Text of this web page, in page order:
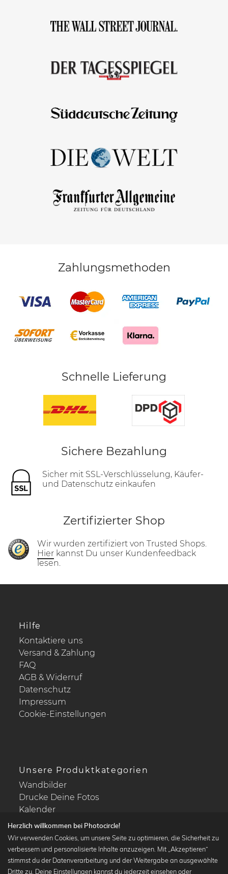
Zahlungsmethoden
Schnelle Lieferung
Sichere Bezahlung
Sicher mit SSL-Verschlüsselung, Käufer-
und Datenschutz einkaufen
Zertifizierter Shop
Wir wurden zertifiziert von Trusted Shops.
Hier kannst Du unser Kundenfeedback
lesen.
Hilfe
Kontaktiere uns
Versand & Zahlung
FAQ
AGB & Widerruf
Datenschutz
Impressum
Cookie-Einstellungen
Unsere Produktkategorien
Wandbilder
Drucke Deine Fotos
Kalender
Beliebte Kollektionen
Herzlich willkommen bei Photocircle!
Wir verwenden Cookies, um unsere Seite zu optimieren, die Sicherheit zu
verbessern und personalisierte Inhalte anzuzeigen. Mit „Akzeptieren“
stimmst du der Datenverarbeitung und der Weitergabe an ausgewählte
Dritte zu. Deine Einstellungen kannst du jederzeit einsehen oder